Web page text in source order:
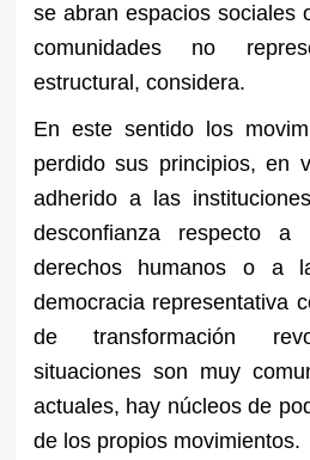
se abran espacios sociales
comunidades no
estructural, considera.
En este sentido los
perdido sus principios, en
adherido a las
desconfianza respecto
derechos humanos o a
democracia representativa
de transformación
situaciones son muy
actuales, hay núcleos de
de los propios movimientos.